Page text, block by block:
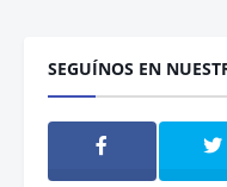
SEGUÍNOS EN